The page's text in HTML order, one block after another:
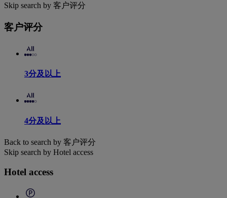
Skip search by 客户评分
客户评分
3分及以上
4分及以上
Back to search by 客户评分
Skip search by Hotel access
Hotel access